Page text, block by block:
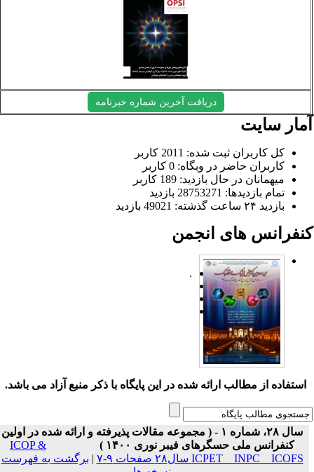
دریافت آخرین شماره خبرنامه
سایت
کل کاربران ثبت شده: 2011 کاربر
کاربران حاضر در وبگاه: 0 کاربر
میهمانان در حال بازدید: 189 کاربر
تمام بازدید‌ها: 28753271 بازدید
بازدید ۲۴ ساعت گذشته: 49021 بازدید
های انجمن
.
استفاده از مطالب ارائه شده در این پایگاه با ذکر منبع آزاد می باشد.
سال ۲۸، شماره ۱ - ( مجموعه مقالات پذیرفته و ارائه شده در اولین
کنفرانس ملی حسگرهای فیبر نوری ۱۴۰۰ )
ICOP &
ICPET _ INPC _ ICOFS سال۲۸ صفحات ۹-۷
|برگشت به فهرست